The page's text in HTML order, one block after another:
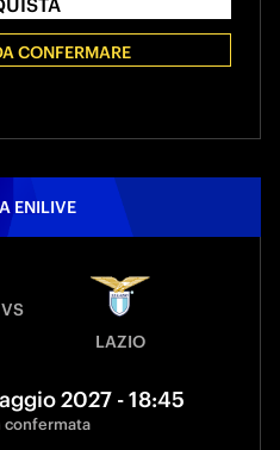
CONFERMARE
ENILIVE
VS
LAZIO
2027 - 18:45
confermata